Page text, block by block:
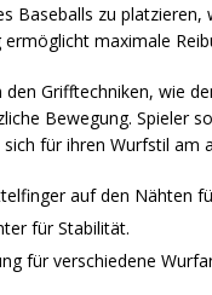
Baseballs zu
maximale
den Grifftechniken, wie
Bewegung. Spieler
für ihren Wurfstil am
auf den Nähten
für Stabilität.
für verschiedene